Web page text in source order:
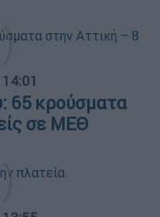
65 κρούσματα
σε ΜΕΘ